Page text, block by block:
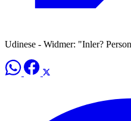
Udinese - Widmer: "Inler?